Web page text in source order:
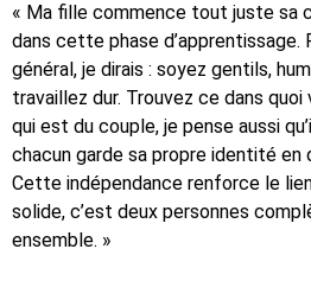
« Ma fille commence tout juste sa
dans cette phase d’apprentissage.
général, je dirais : soyez gentils,
travaillez dur. Trouvez ce dans
qui est du couple, je pense aussi
chacun garde sa propre identité en
Cette indépendance renforce le
solide, c’est deux personnes
ensemble. »